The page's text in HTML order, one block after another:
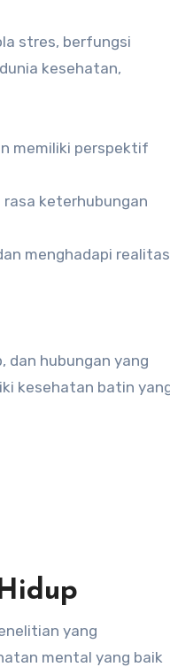
stres, berfungsi
kesehatan,
memiliki perspektif
rasa keterhubungan
menghadapi realitas
dan hubungan yang
kesehatan batin
yang
mental yang baik